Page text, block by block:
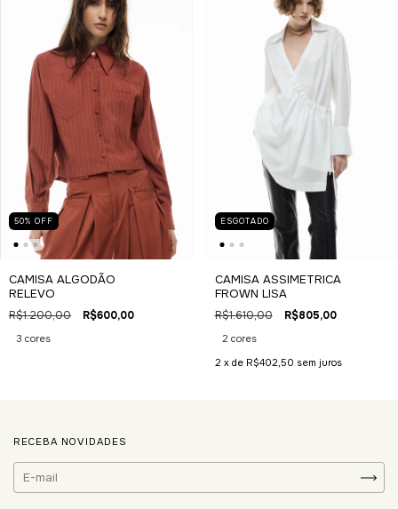
50% OFF
CAMISA ALGODÃO
RELEVO
R$1.200,00 R$600,00
3 cores
ESGOTADO
CAMISA ASSIMETRICA
FROWN LISA
R$1.610,00 R$805,00
2 cores
2 x de R$402,50 sem juros
RECEBA NOVIDADES